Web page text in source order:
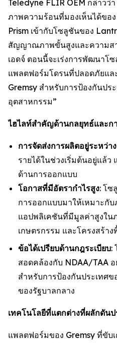
Teledyne FLIR OEM กล่าวว่
ภาพความร้อนที่มองเห็นได้ขอ
Prism เข้ากับโซลูชันของ
สัญญาณภาพขั้นสูงและความส
เอดจ์ ตอนนี้จะเร่งการพัฒนาโ
แพลตฟอร์มโดรนที่ปลอดภัยแล
Gremsy สำหรับการป้องกันปร
อุตสาหกรรม”
ไฮไลท์สำคัญด้านกลยุทธ์และกา
การจัดส่งการผลิตอยู่ระหว่า
รายได้ในช่วงเริ่มต้นอยู่แล้ว
ด้านการออกแบบ
โอกาสที่มีอัตรากำไรสูง: โซ
การออกแบบมาให้เหมาะกั
แอปพลิเคชันที่มีมูลค่าสูงใน
เกษตรกรรม และโครงสร้า
ข้อได้เปรียบด้านกฎระเบียบ:
สอดคล้องกับ NDAA/TAA อ
สำหรับการป้องกันประเทศ
ของรัฐบาลกลาง
เทคโนโลยีที่แตกต่างที่ผลักดัน
แพลตฟอร์มของ Gremsy ที่ขับ